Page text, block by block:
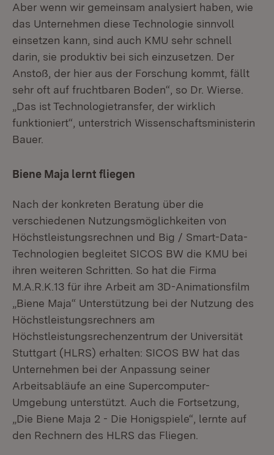
Aber wenn wir gemeinsam analysiert haben, wie
das Unternehmen diese Technologie sinnvoll
einsetzen kann, sind auch KMU sehr schnell
darin, sie produktiv bei sich einzusetzen. Der
Anstoß, der hier aus der Forschung kommt, fällt
sehr oft auf fruchtbaren Boden“, so Dr. Wierse.
„Das ist Technologietransfer, der wirklich
funktioniert“, unterstrich Wissenschaftsministerin
Bauer.
Biene Maja lernt fliegen
Nach der konkreten Beratung über die
verschiedenen Nutzungsmöglichkeiten von
Höchstleistungsrechnen und Big / Smart-Data-
Technologien begleitet SICOS BW die KMU bei
ihren weiteren Schritten. So hat die Firma
M.A.R.K.13 für ihre Arbeit am 3D-Animationsfilm
„Biene Maja“ Unterstützung bei der Nutzung des
Höchstleistungsrechners am
Höchstleistungsrechenzentrum der Universität
Stuttgart (HLRS) erhalten: SICOS BW hat das
Unternehmen bei der Anpassung seiner
Arbeitsabläufe an eine Supercomputer-
Umgebung unterstützt. Auch die Fortsetzung,
„Die Biene Maja 2 - Die Honigspiele“, lernte auf
den Rechnern des HLRS das Fliegen.